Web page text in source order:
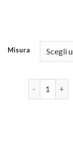
Misura